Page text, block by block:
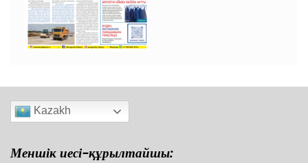
Kazakh
Меншік иесі-құрылтайшы: